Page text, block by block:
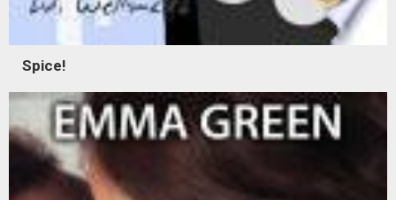
Spice!